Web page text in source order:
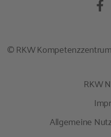
© RKW
RKW
Allgemeine